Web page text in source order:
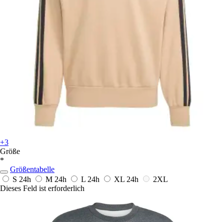
+3
Größe
*
Größentabelle
S 24h M 24h L 24h XL 24h
2XL
Dieses Feld ist erforderlich